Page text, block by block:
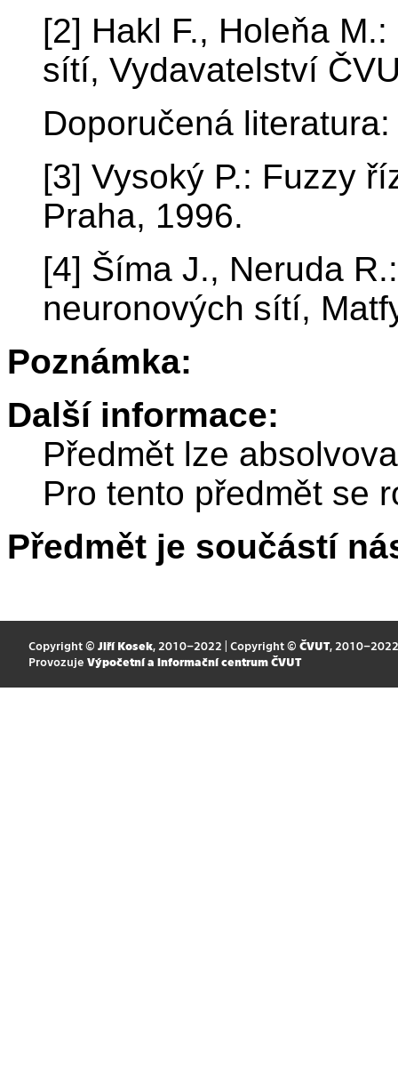
[2] Hakl F., Holeňa
sítí, Vydavatelství
Doporučená literatura:
[3] Vysoký P.: Fuzzy
Praha, 1996.
[4] Šíma J., Neruda
neuronových sítí,
Poznámka:
Další informace:
Předmět lze
Pro tento předmět se
Předmět je součástí
Copyright © Jiří Kosek, 2010–2022 | Copyright © ČVUT, 2010–2022
Provozuje Výpočetní a informační centrum ČVUT